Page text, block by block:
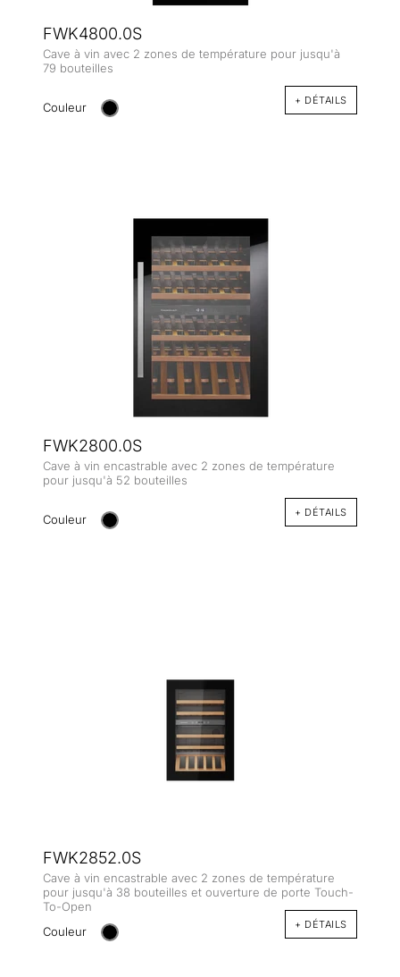
FWK4800.0S
Cave à vin avec 2 zones de température pour jusqu'à
79 bouteilles
Couleur + DÉTAILS
FWK2800.0S
Cave à vin encastrable avec 2 zones de température
pour jusqu'à 52 bouteilles
Couleur + DÉTAILS
FWK2852.0S
Cave à vin encastrable avec 2 zones de température
pour jusqu'à 38 bouteilles et ouverture de porte Touch-
To-Open
Couleur
+ DÉTAILS